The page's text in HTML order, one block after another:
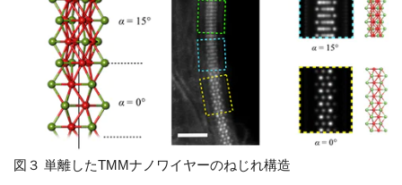
図３ 単離したTMMナノワイヤーのねじれ構造